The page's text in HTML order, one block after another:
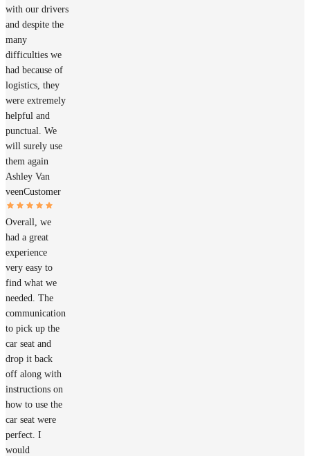
with our drivers
and despite the
many
difficulties we
had because of
logistics, they
were extremely
helpful and
punctual. We
will surely use
them again
Ashley Van
veenCustomer
Overall, we
had a great
experience
very easy to
find what we
needed. The
communication
to pick up the
car seat and
drop it back
off along with
instructions on
how to use the
car seat were
perfect. I
would